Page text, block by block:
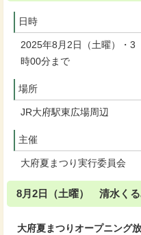
日時
2025年8月2日（土曜）・
時00分まで
場所
JR大府駅東広場周辺
主催
大府夏まつり実行委員会
8月2日（土曜） 清水くる
大府夏まつりオープニング